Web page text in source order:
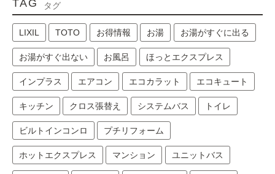
TAG タグ
LIXIL TOTO お得情報 お湯 お湯がすぐに出る
お湯がすぐ出ない お風呂 ほっとエクスプレス
インプラス エアコン エコカラット エコキュート
キッチン クロス張替え システムバス トイレ
ビルトインコンロ プチリフォーム
ホットエクスプレス マンション ユニットバス